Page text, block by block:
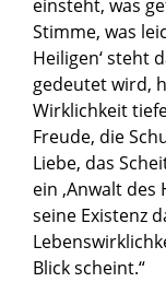
einsteht, was
Stimme, was
Heiligen‘ steht
gedeutet wird,
Wirklichkeit
Freude, die
Liebe, das
ein ‚Anwalt
seine Existenz
Blick scheint.“